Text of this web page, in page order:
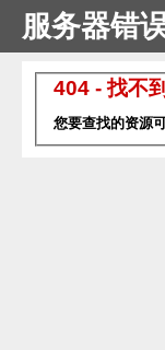
服务器错
404 - 找不
您要查找的资源